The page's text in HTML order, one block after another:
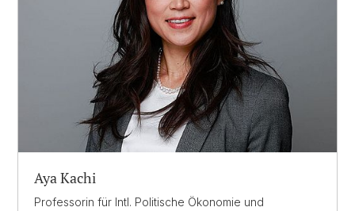
Aya Kachi
Professorin für Intl. Politische Ökonomie und